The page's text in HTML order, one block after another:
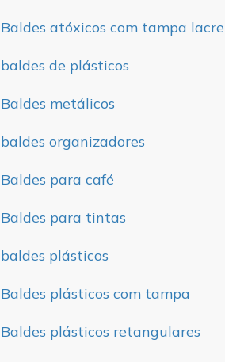
Baldes atóxicos com tampa lacre
baldes de plásticos
Baldes metálicos
baldes organizadores
Baldes para café
Baldes para tintas
baldes plásticos
Baldes plásticos com tampa
Baldes plásticos retangulares